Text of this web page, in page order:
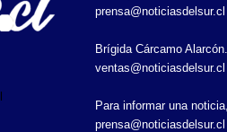
prensa@noticiasdelsur.cl
Brígida Cárcamo
ventas@noticiasdelsur.cl
Para informar una
prensa@noticiasdelsur.cl